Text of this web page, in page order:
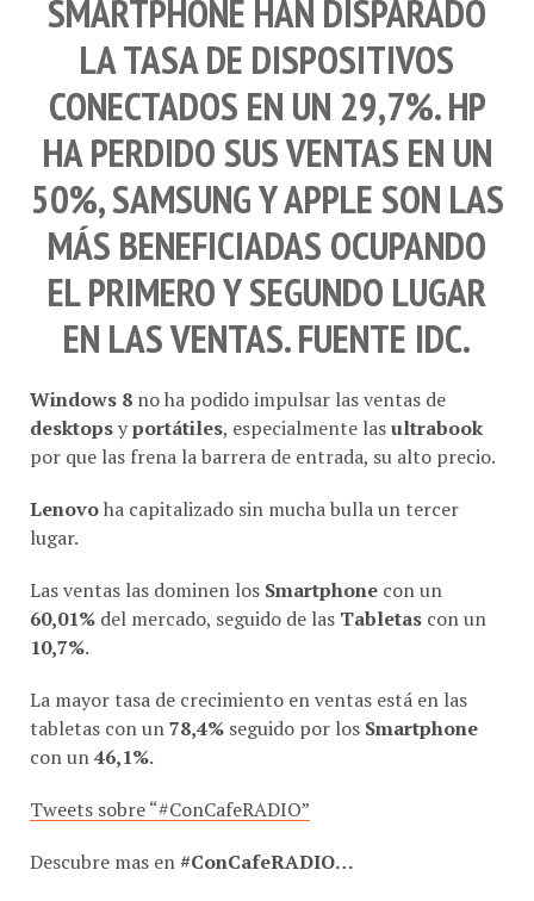
LA TASA DE DISPOSITIVOS
CONECTADOS EN UN 29,7%. HP
HA PERDIDO SUS VENTAS EN UN
50%, SAMSUNGYAPPLE SON LAS
MÁS BENEFICIADAS OCUPANDO
EL PRIMERO Y SEGUNDO LUGAR
EN LAS VENTAS. FUENTE IDC
Windows 8 no ha podido impulsar las ventas de
desktops
portátiles , especialmente las
ultrabook
por que las frena la barrera de entrada, su alto precio.
Lenovo
ha capitalizado sin mucha bulla un tercer
lugar.
Las ventas las dominen los Smartphone
60,01% del mercado, seguido de las Tabletas
10,7%
La mayor tasa de crecimiento en ventas está en las
tabletas con un 78,4% seguido por los Smartphone
46,1%
Tweets sobre “#ConCafeRADIO”
Descubre mas en
#ConCafeRADIO…